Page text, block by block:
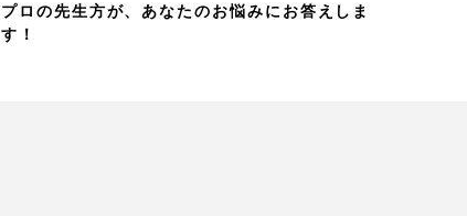
プロの先生方が、あなたのお悩みにお答えしま
す！